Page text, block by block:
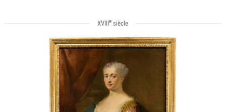
XVIIIe siècle